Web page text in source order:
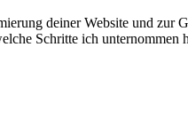
deiner Website und zur
Schritte ich unternommen